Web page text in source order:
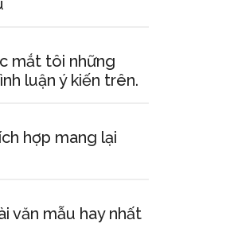
mắt tôi những
luận ý kiến trên.
hợp mang lại
văn mẫu hay nhất